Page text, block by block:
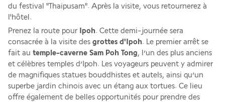
du festival "Thaipusam". Après la visite, vous retournerez à
l'hôtel.
Prenez la route pour Ipoh. Cette demi-journée sera
consacrée à la visite des grottes d'Ipoh. Le premier arrêt se
fait au temple-caverne Sam Poh Tong, l’un des plus anciens
et célèbres temples d’Ipoh. Les voyageurs peuvent y admirer
de magnifiques statues bouddhistes et autels, ainsi qu’un
superbe jardin chinois avec un étang aux tortues. Ce lieu
offre également de belles opportunités pour prendre des